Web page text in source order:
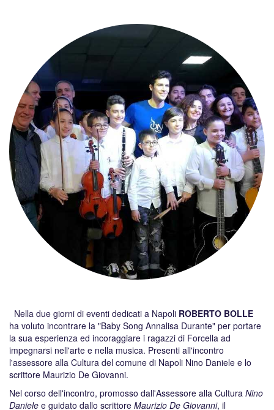
Nella due giorni di eventi dedicati a Napoli ROBERTO BOLLE
ha voluto incontrare la "Baby Song Annalisa Durante" per portare
la sua esperienza ed incoraggiare i ragazzi di Forcella ad
impegnarsi nell'arte e nella musica. Presenti all'incontro
l'assessore alla Cultura del comune di Napoli Nino Daniele e lo
scrittore Maurizio De Giovanni.
Nel corso dell'incontro, promosso dall'Assessore alla Cultura Nino
Daniele e guidato dallo scrittore Maurizio De Giovanni, il